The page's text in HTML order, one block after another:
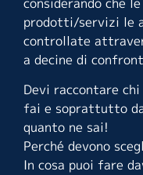
prodotti/servizi le
controllate
a decine di
Devi raccontare
fai e soprattutto da
quanto ne sai!
Perché devono
In cosa puoi fare